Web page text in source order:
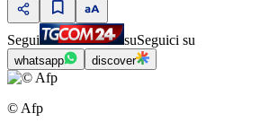
Segui suSeguici su
whatsapp discover
© Afp